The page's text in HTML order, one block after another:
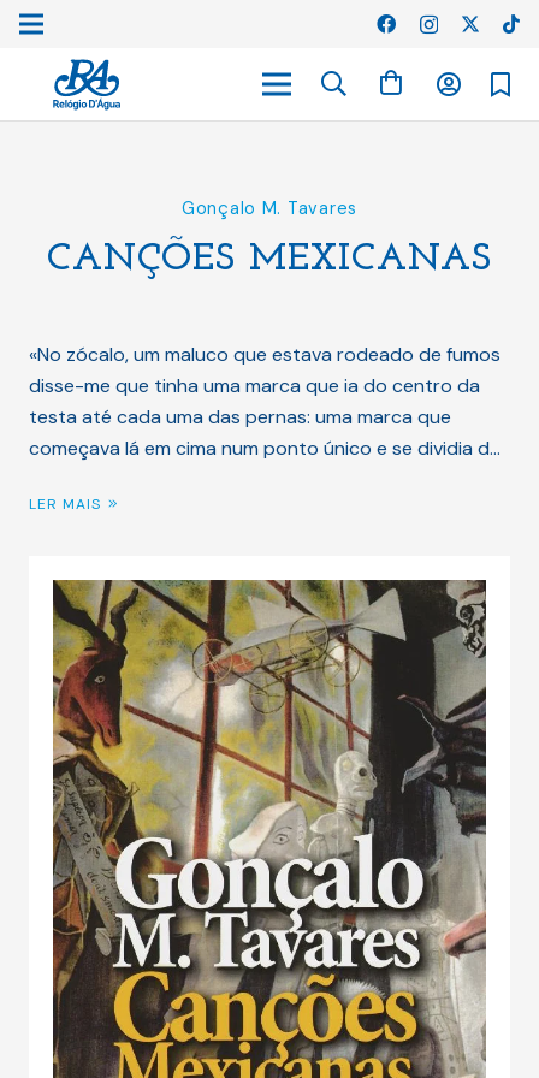
Gonçalo M. Tavares
CANÇÕES MEXICANAS
«No zócalo, um maluco que estava rodeado de fumos
disse-me que tinha uma marca que ia do centro da
testa até cada uma das pernas: uma marca que
começava lá em cima num ponto único e se dividia d…
LER MAIS